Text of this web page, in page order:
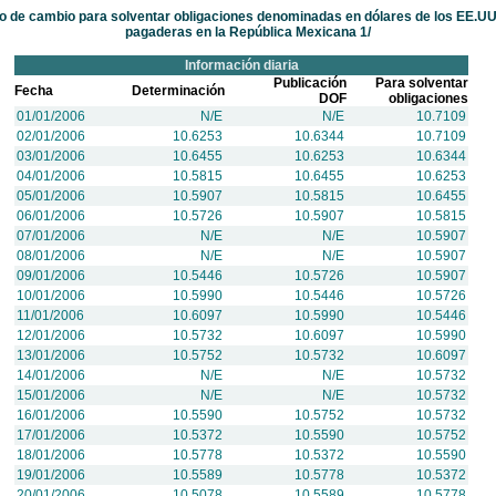
de cambio para solventar obligaciones denominadas en dólares de los
pagaderas en la República Mexicana 1/
Información diaria
Fecha
Determinación
Publicación
DOF
Para solventar
obligaciones
01/01/2006
02/01/2006
03/01/2006
04/01/2006
05/01/2006
06/01/2006
07/01/2006
08/01/2006
09/01/2006
10/01/2006
11/01/2006
12/01/2006
13/01/2006
14/01/2006
15/01/2006
16/01/2006
17/01/2006
18/01/2006
19/01/2006
N/E
10.6253
10.6455
10.5815
10.5907
10.5726
N/E
N/E
10.5446
10.5990
10.6097
10.5732
10.5752
N/E
N/E
10.5590
10.5372
10.5778
10.5589
N/E
10.6344
10.6253
10.6455
10.5815
10.5907
N/E
N/E
10.5726
10.5446
10.5990
10.6097
10.5732
N/E
N/E
10.5752
10.5590
10.5372
10.5778
10.7109
10.7109
10.6344
10.6253
10.6455
10.5815
10.5907
10.5907
10.5907
10.5726
10.5446
10.5990
10.6097
10.5732
10.5732
10.5732
10.5752
10.5590
10.5372